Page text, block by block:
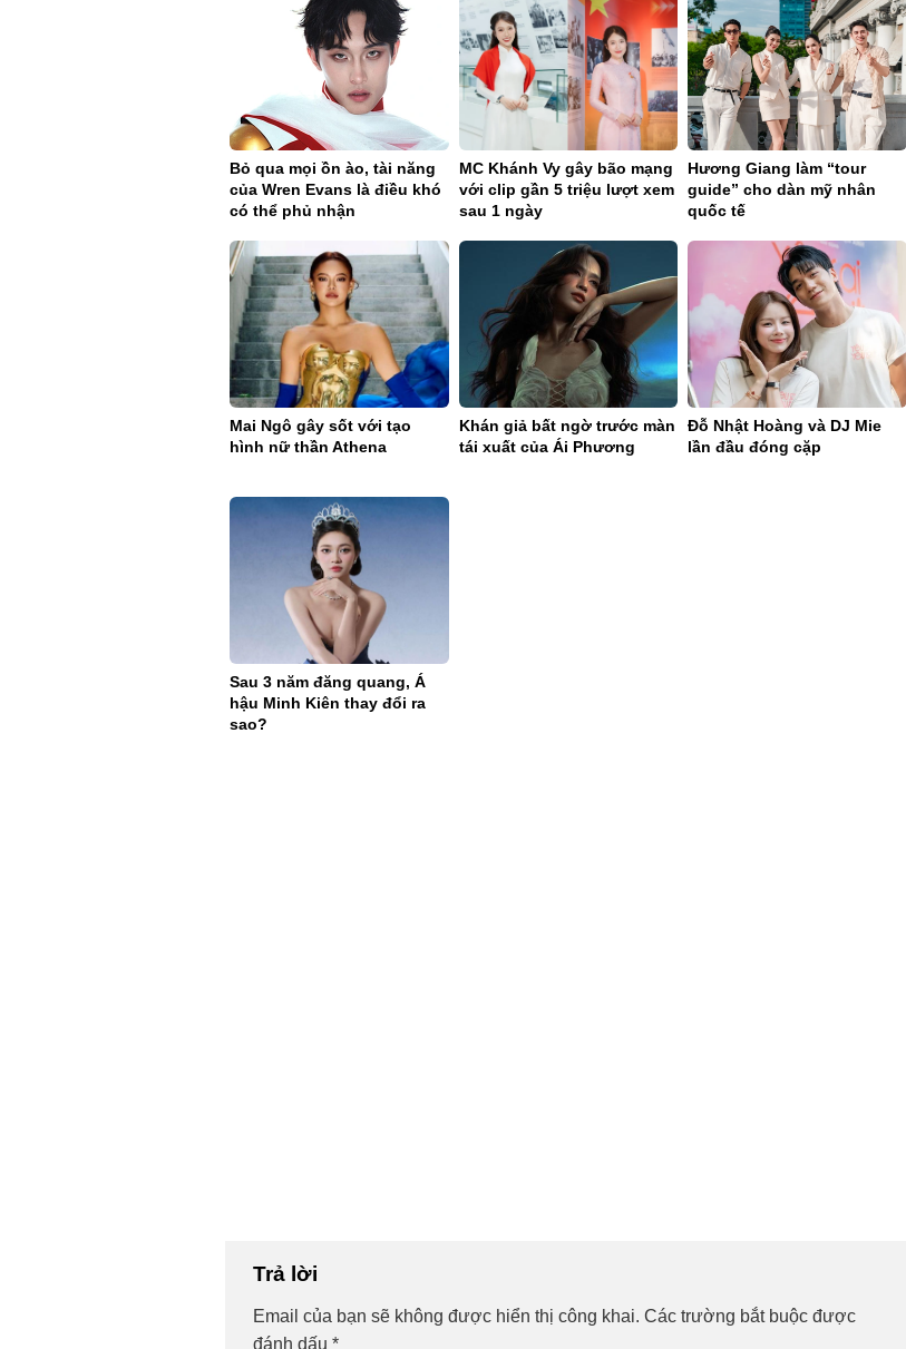
Bỏ qua mọi ồn ào, tài năng
của Wren Evans là điều khó
có thể phủ nhận
MC Khánh Vy gây bão mạng
với clip gần 5 triệu lượt xem
sau 1 ngày
Hương Giang làm “tour
guide” cho dàn mỹ nhân
quốc tế
Mai Ngô gây sốt với tạo
hình nữ thần Athena
Khán giả bất ngờ trước màn
tái xuất của Ái Phương
Đỗ Nhật Hoàng và DJ Mie
lần đầu đóng cặp
Sau 3 năm đăng quang, Á
hậu Minh Kiên thay đổi ra
sao?
Trả lời
Email của bạn sẽ không được hiển thị công khai. Các trường bắt buộc được
đánh dấu *